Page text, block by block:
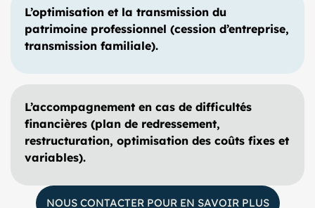
L’optimisation et la transmission du
patrimoine professionnel (cession d’entreprise,
transmission familiale).
L’accompagnement en cas de difficultés
financières (plan de redressement,
restructuration, optimisation des coûts fixes et
variables).
NOUS CONTACTER POUR EN SAVOIR PLUS